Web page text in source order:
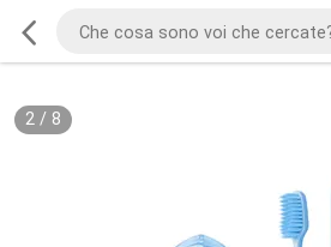
2/ 8